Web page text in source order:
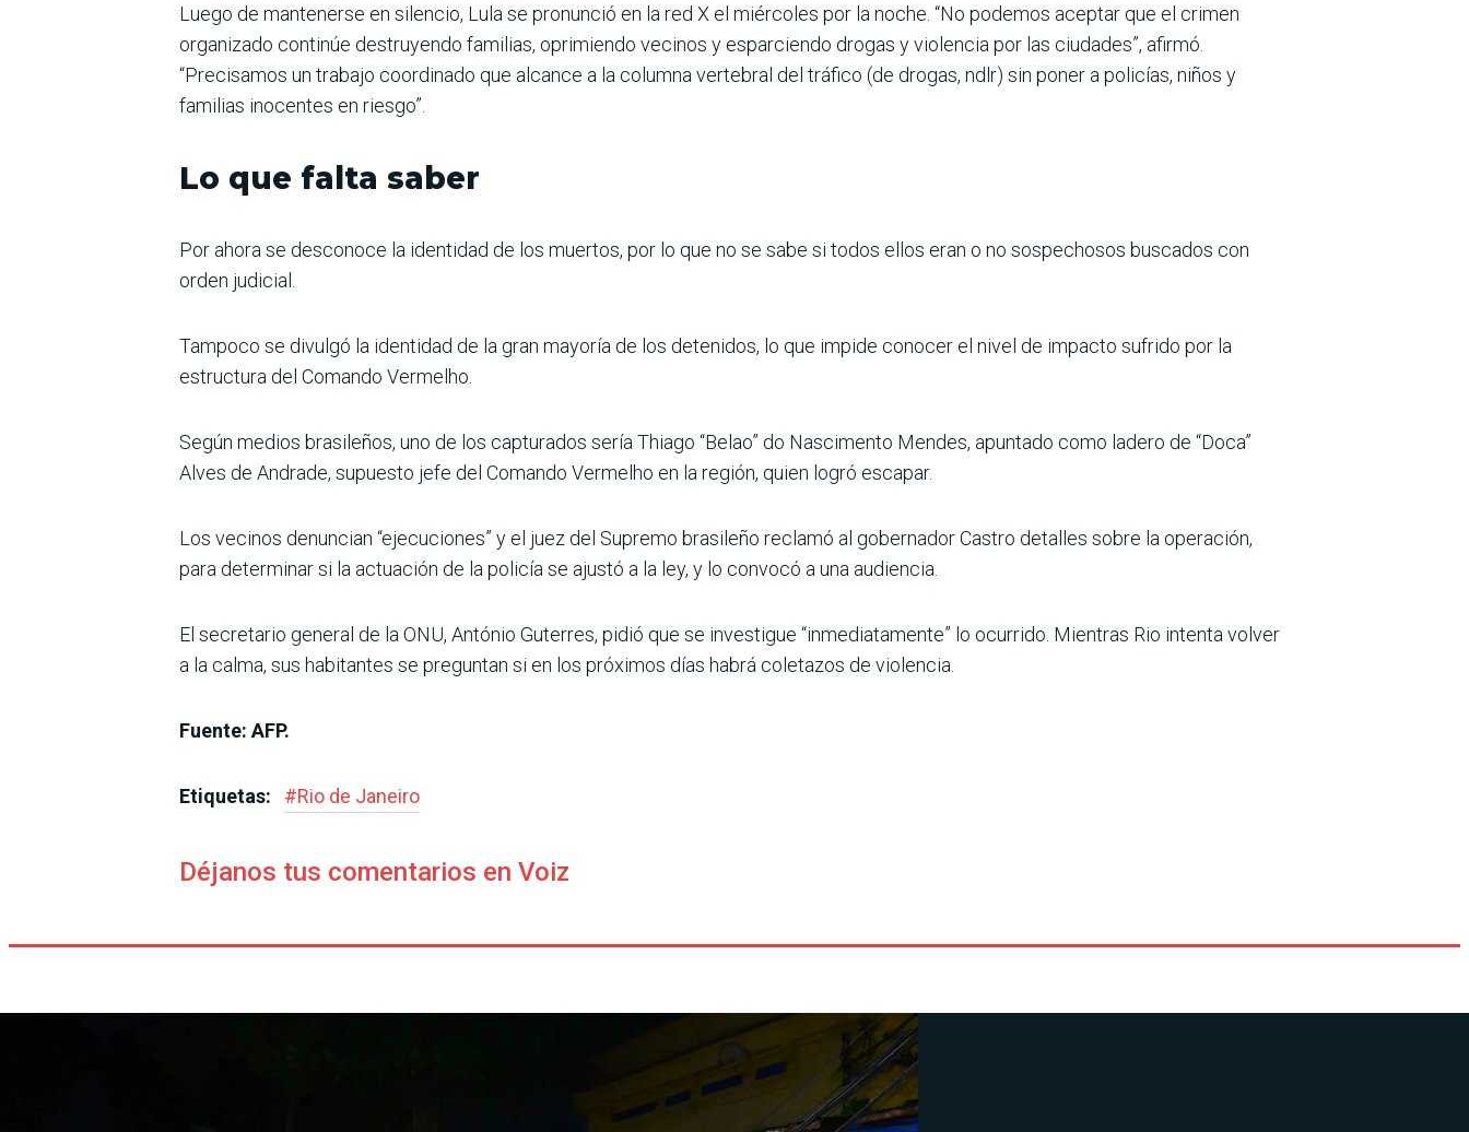
Luego de mantenerse en silencio, Lula se pronunció en la red X el miércoles por la noche. “No podemos aceptar que el crimen
organizado continúe destruyendo familias, oprimiendo vecinos y esparciendo drogas y violencia por las ciudades”, afirmó.
“Precisamos un trabajo coordinado que alcance a la columna vertebral del tráfico (de drogas, ndlr) sin poner a policías, niños y
familias inocentes en riesgo”.
Lo que falta saber
Por ahora se desconoce la identidad de los muertos, por lo que no se sabe si todos ellos eran o no sospechosos buscados con
orden judicial.
Tampoco se divulgó la identidad de la gran mayoría de los detenidos, lo que impide conocer el nivel de impacto sufrido por la
estructura del Comando Vermelho.
Según medios brasileños, uno de los capturados sería Thiago “Belao” do Nascimento Mendes, apuntado como ladero de “Doca”
Alves de Andrade, supuesto jefe del Comando Vermelho en la región, quien logró escapar.
Los vecinos denuncian “ejecuciones” y el juez del Supremo brasileño reclamó al gobernador Castro detalles sobre la operación,
para determinar si la actuación de la policía se ajustó a la ley, y lo convocó a una audiencia.
El secretario general de la ONU, António Guterres, pidió que se investigue “inmediatamente” lo ocurrido. Mientras Rio intenta volver
a la calma, sus habitantes se preguntan si en los próximos días habrá coletazos de violencia.
Fuente: AFP.
Etiquetas: #Rio de Janeiro
Déjanos tus comentarios en Voiz